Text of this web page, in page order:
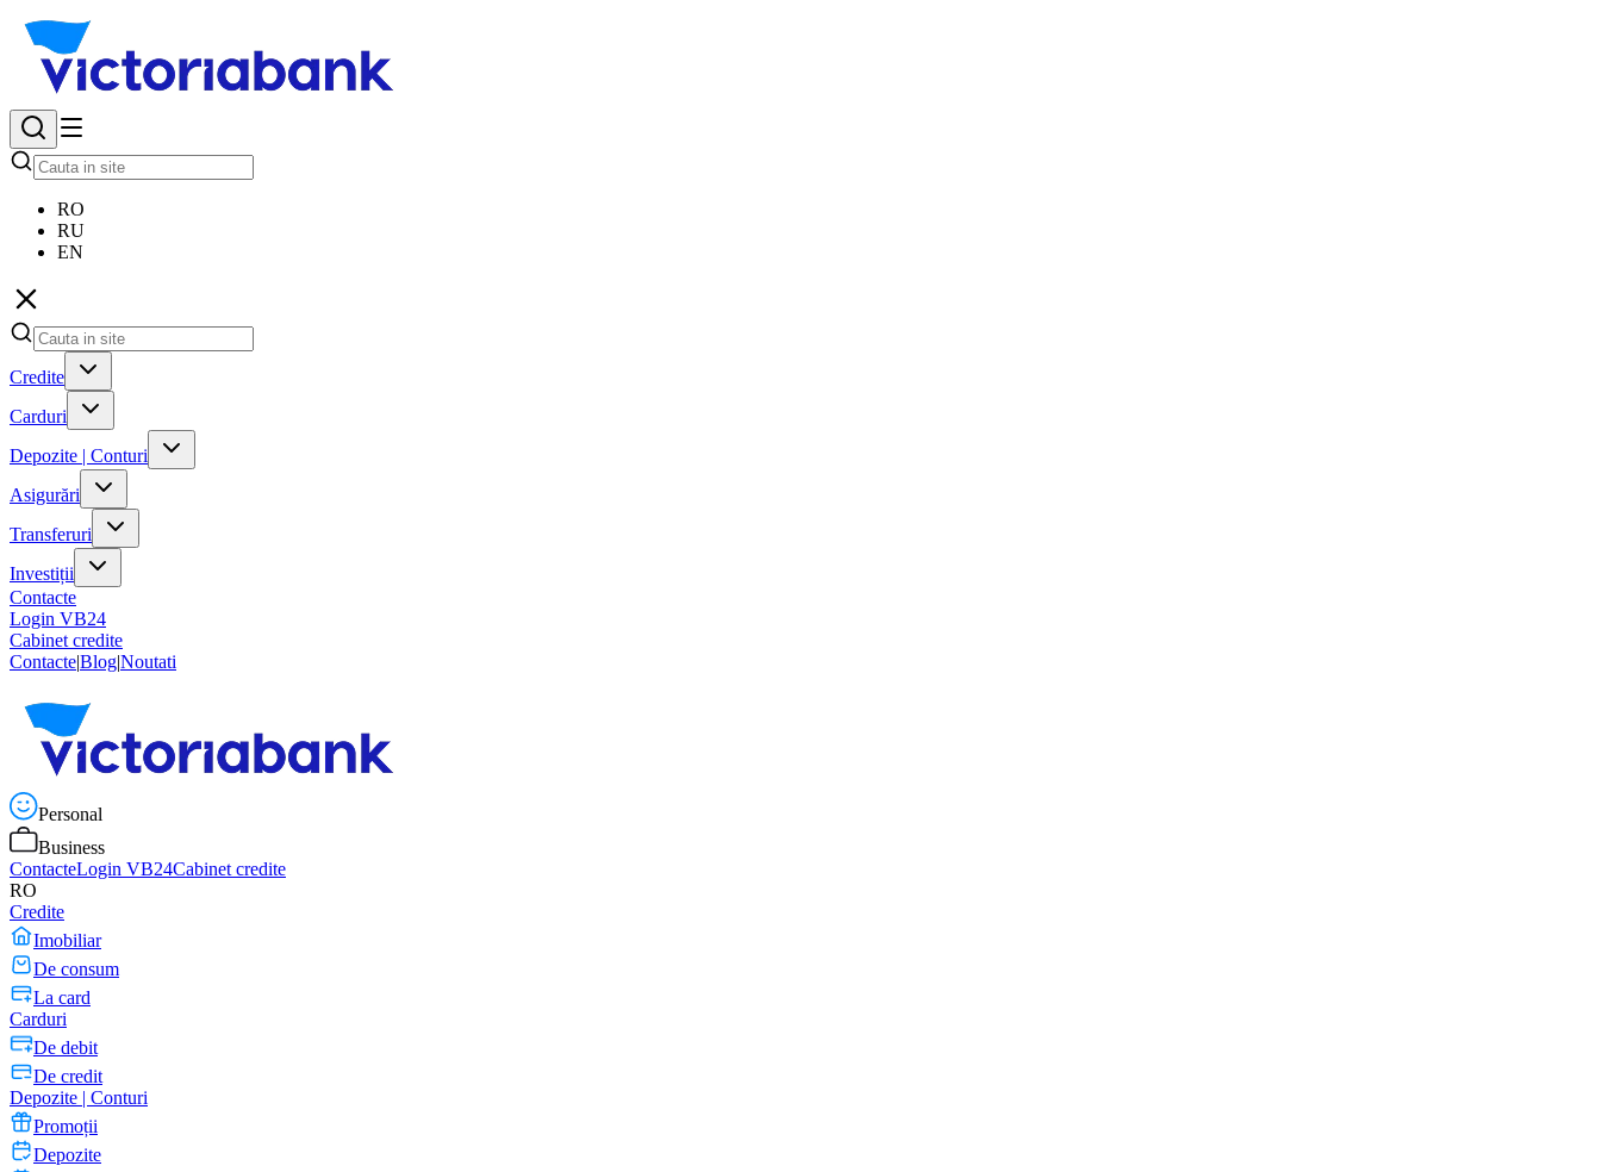
RO
RU
EN
Credite
Carduri
Depozite | Conturi
Asigurări
Transferuri
Investiții
Contacte
Login VB24
Cabinet credite
Contacte|Blog|Noutati
Personal
Business
ContacteLogin VB24Cabinet credite
RO
Credite
Imobiliar
De consum
La card
Carduri
De debit
De credit
Depozite | Conturi
Promoții
Depozite